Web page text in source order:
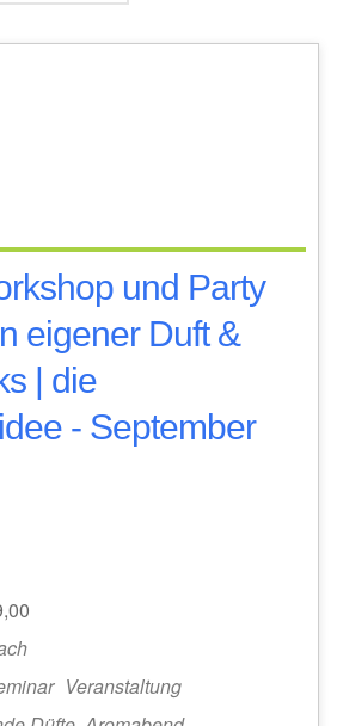
und Party
eigener Duft &
| die
- September
Veranstaltung